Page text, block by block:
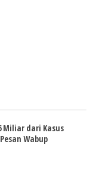
Miliar dari Kasus
Wabup